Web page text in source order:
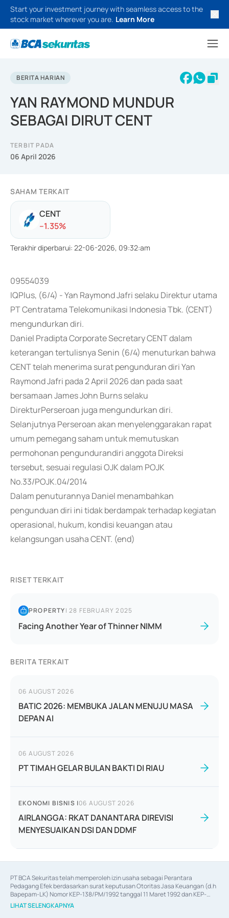
Start your investment journey with seamless access to the
stock market wherever you are. Learn More
BERITA HARIAN
YAN RAYMOND MUNDUR
SEBAGAI DIRUT CENT
TERBIT PADA
06 April 2026
SAHAM TERKAIT
CENT
--1.35%
Terakhir diperbarui: 22-06-2026, 09:32:am
09554039
IQPlus, (6/4) - Yan Raymond Jafri selaku Direktur utama
PT Centratama Telekomunikasi Indonesia Tbk. (CENT)
mengundurkan diri.
Daniel Pradipta Corporate Secretary CENT dalam
keterangan tertulisnya Senin (6/4) menuturkan bahwa
CENT telah menerima surat pengunduran diri Yan
Raymond Jafri pada 2 April 2026 dan pada saat
bersamaan James John Burns selaku
DirekturPerseroan juga mengundurkan diri.
Selanjutnya Perseroan akan menyelenggarakan rapat
umum pemegang saham untuk memutuskan
permohonan pengundurandiri anggota Direksi
tersebut, sesuai regulasi OJK dalam POJK
No.33/POJK.04/2014
Dalam penuturannya Daniel menambahkan
pengunduan diri ini tidak berdampak terhadap kegiatan
operasional, hukum, kondisi keuangan atau
kelangsungan usaha CENT. (end)
RISET TERKAIT
PROPERTY|28 FEBRUARY 2025
Facing Another Year of Thinner NIMM
BERITA TERKAIT
06 AUGUST 2026
BATIC 2026: MEMBUKA JALAN MENUJU MASA
DEPAN AI
06 AUGUST 2026
PT TIMAH GELAR BULAN BAKTI DI RIAU
EKONOMI BISNIS |06 AUGUST 2026
AIRLANGGA: RKAT DANANTARA DIREVISI
MENYESUAIKAN DSI DAN DDMF
PT BCA Sekuritas telah memperoleh izin usaha sebagai Perantara
Pedagang Efek berdasarkan surat keputusan Otoritas Jasa Keuangan (d.h
Bapepam-LK) Nomor KEP-138/PM/1992 tanggal 11 Maret 1992 dan KEP-
06/D.04/2014 tanggal 28 Februari 2014, izin usaha sebagai Penjamin Emisi
Efek berdasarkan surat keputusan Otoritas Jasa Keuangan Nomor KEP-
LIHAT SELENGKAPNYA